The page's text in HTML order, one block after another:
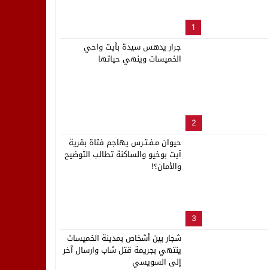
1
2
جرار يدهس سيدة بآيت واحي
الخميسات وينهي حياتها
3
حيوان مـفـتـرس يهاجم فتاة بقرية
آيت بوخيو والساكنة تطالب التوضيح
والأمان؟!
شجار بين أشخاص بمدينة الخميسات
ينتهي بجريمة قتل شاب وارسال آخر
إلى السويسي